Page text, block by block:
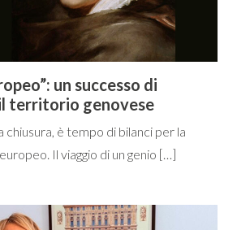
un successo di
territorio genovese
chiusura, è tempo di bilanci per la
Il viaggio di un genio […]